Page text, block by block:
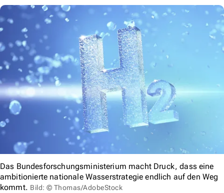
Das Bundesforschungsministerium macht Druck, dass eine
ambitionierte nationale Wasserstrategie endlich auf den Weg
kommt. Bild: © Thomas/AdobeStock